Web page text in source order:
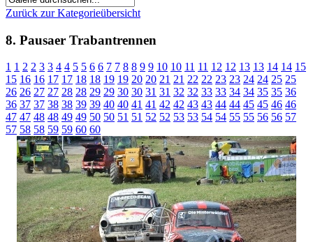
Zurück zur Kategorieübersicht
8. Pausaer Trabantrennen
1 1 2 2 3 3 4 4 5 5 6 6 7 7 8 8 9 9 10 10 11 11 12 12 13 13 14 14 15
15 16 16 17 17 18 18 19 19 20 20 21 21 22 22 23 23 24 24 25 25
26 26 27 27 28 28 29 29 30 30 31 31 32 32 33 33 34 34 35 35 36
36 37 37 38 38 39 39 40 40 41 41 42 42 43 43 44 44 45 45 46 46
47 47 48 48 49 49 50 50 51 51 52 52 53 53 54 54 55 55 56 56 57
57 58 58 59 59 60 60